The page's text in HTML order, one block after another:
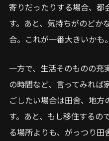
寄りだったりする場合、都
す。あと、気持ちがのどか
合。これが一番大きいかも。
一方で、生活そのものの充
の時間など、言ってみれば
ごしたい場合は田舎、地方
す。あと、もし移住するの
る場所よりも、がっつり田